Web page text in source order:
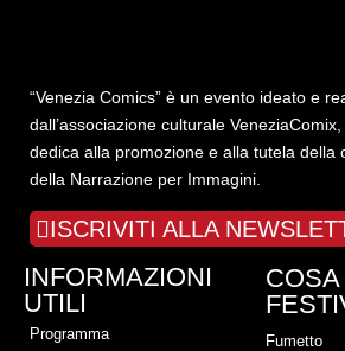
“Venezia Comics” è un evento ideato e
dall’associazione culturale
dedica alla promozione e alla tutela della
della Narrazione per Immagini.
ISCRIVITI ALLA
INFORMAZIONI
UTILI
Programma
Fumetto